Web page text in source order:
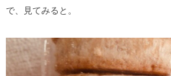
で、見てみると。